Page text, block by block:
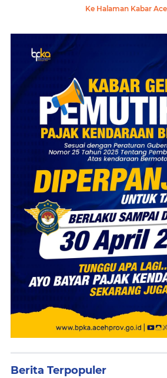
Ke Halaman Kabar
Berita Terpopuler